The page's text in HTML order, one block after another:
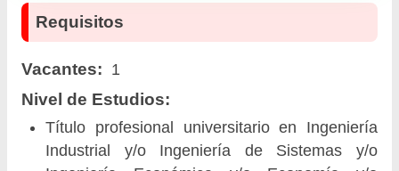
Requisitos
Vacantes: 1
Nivel de Estudios:
Título profesional universitario en Ingeniería
Industrial y/o Ingeniería de Sistemas y/o